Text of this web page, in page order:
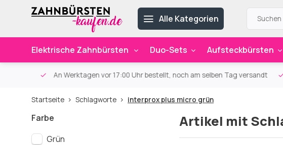
Alle Kategorien
Elektrische Zahnbürsten Duo-Sets Aufsteckbürsten
An Werktagen vor 17:00 Uhr bestellt, noch am selben Tag versandt
Startseite Schlagworte interprox plus micro grün
Farbe
Grün
Artikel mit